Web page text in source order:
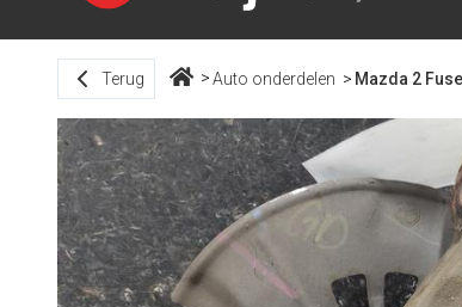
Terug Auto onderdelen Mazda 2